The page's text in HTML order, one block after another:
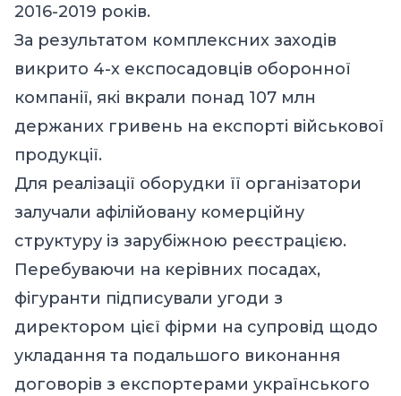
2016-2019 років.
За результатом комплексних заходів
викрито 4-х експосадовців оборонної
компанії, які вкрали понад 107 млн
держаних гривень на експорті військової
продукції.
Для реалізації оборудки її організатори
залучали афілійовану комерційну
структуру із зарубіжною реєстрацією.
Перебуваючи на керівних посадах,
фігуранти підписували угоди з
директором цієї фірми на супровід щодо
укладання та подальшого виконання
договорів з експортерами українського